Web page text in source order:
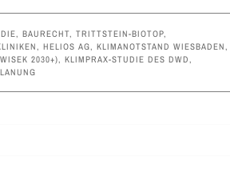
, BAURECHT, TRITTSTEIN-BIOTOP,
, HELIOS AG, KLIMANOTSTAND WIESBADEN,
2030+), KLIMPRAX-STUDIE DES DWD,